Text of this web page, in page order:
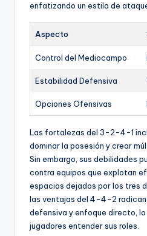
enfatizando un estilo de
Aspecto
Control del Mediocampo
Estabilidad Defensiva
Opciones Ofensivas
Las fortalezas del 3-2-4-1
dominar la posesión y crear
Sin embargo, sus debilidades
contra equipos que explotan
espacios dejados por los tres
las ventajas del 4-4-2 radican
defensiva y enfoque directo,
jugadores entender sus roles.